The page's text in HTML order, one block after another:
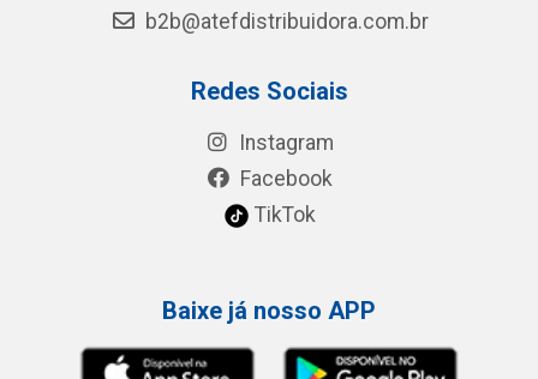
b2b@atefdistribuidora.com.br
Redes Sociais
Instagram
Facebook
TikTok
Baixe já nosso APP